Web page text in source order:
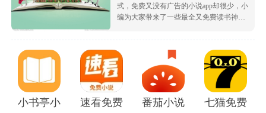
式，免费又没有广告的小说app却很少，小
编为大家带来了一些最全又免费读书神
小说资源，都很根据市场受欢迎的热度为
大家排序的哦，致力于带给大家好用的追
书软件！
小书亭小说 速看免费小说app番茄小说免费版下载安装
七猫免费阅